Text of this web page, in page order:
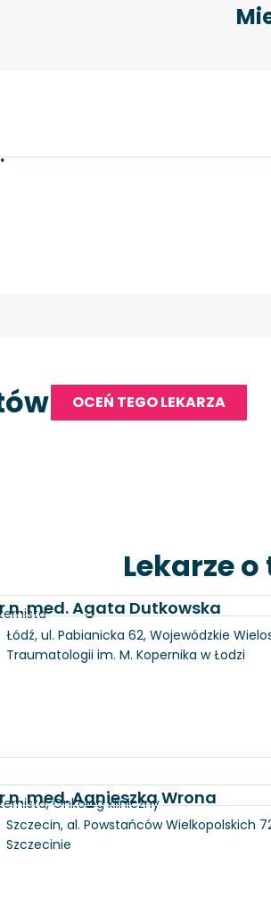
OCEŃ TEGO LEKARZA
Lekarze
n. med. Agata Dutkowska
Łódź, ul. Pabianicka 62, Wojewódzkie
Traumatologii im. M. Kopernika w Łodzi
n. med. Agnieszka Wrona
Onkolog kliniczny
Szczecin, al. Powstańców Wielkopolskich
Szczecinie